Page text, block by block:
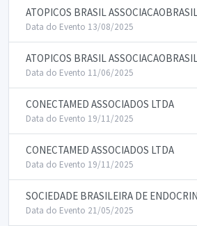
ATOPICOS BRASIL
Data do Evento 13/08/2025
ATOPICOS BRASIL
Data do Evento 11/06/2025
CONECTAMED ASSOCIADOS LTDA
Data do Evento 19/11/2025
CONECTAMED ASSOCIADOS LTDA
Data do Evento 19/11/2025
SOCIEDADE BRASILEIRA DE
Data do Evento 21/05/2025